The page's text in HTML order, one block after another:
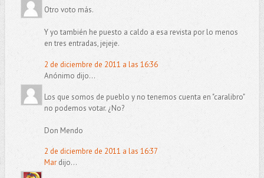
Otro voto más.
Y yo también he puesto a caldo a esa revista por lo menos
en tres entradas, jejeje.
2 de diciembre de 2011 a las 16:36
Anónimo dijo...
Los que somos de pueblo y no tenemos cuenta en "caralibro"
no podemos votar. ¿No?
Don Mendo
2 de diciembre de 2011 a las 16:37
Mardijo...